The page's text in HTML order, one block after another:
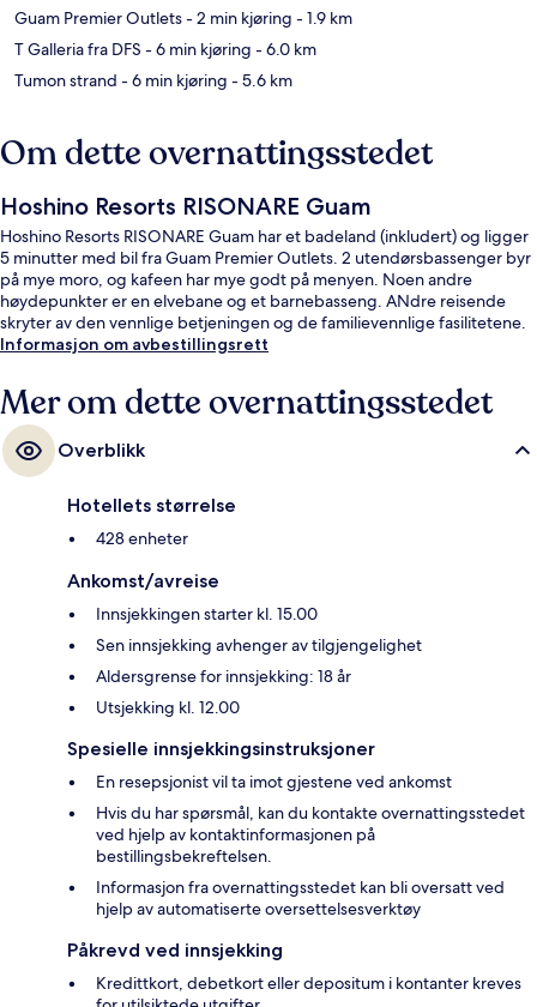
Guam Premier Outlets- 2 min kjøring - 1.9 km
T Galleria fra DFS - 6 min kjøring - 6.0 km
Tumon strand - 6 min kjøring - 5.6 km
Om dette overnattingsstedet
Hoshino Resorts RISONARE Guam
Hoshino Resorts RISONARE Guam har et badeland (inkludert) og ligger
5 minutter med bil fra Guam Premier Outlets. 2 utendørsbassenger byr
på mye moro, og kafeen har mye godt på menyen. Noen andre
høydepunkter er en elvebane og et barnebasseng. ANdre reisende
skryter av den vennlige betjeningen og de familievennlige fasilitetene.
Informasjon om avbestillingsrett
Mer om dette overnattingsstedet
Overblikk
Hotellets størrelse
428 enheter
Ankomst/avreise
Innsjekkingen starter kl. 15.00
Sen innsjekking avhenger av tilgjengelighet
Aldersgrense for innsjekking: 18 år
Utsjekking kl. 12.00
Spesielle innsjekkingsinstruksjoner
En resepsjonist vil ta imot gjestene ved ankomst
Hvis du har spørsmål, kan du kontakte overnattingsstedet
ved hjelp av kontaktinformasjonen på
bestillingsbekreftelsen.
Informasjon fra overnattingsstedet kan bli oversatt ved
hjelp av automatiserte oversettelsesverktøy
Påkrevd ved innsjekking
Kredittkort, debetkort eller depositum i kontanter kreves